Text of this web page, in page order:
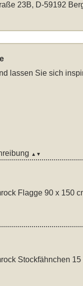
23B, D-59192
lassen Sie sich
▲▼
Flagge 90 x 150
Stockfähnchen 15